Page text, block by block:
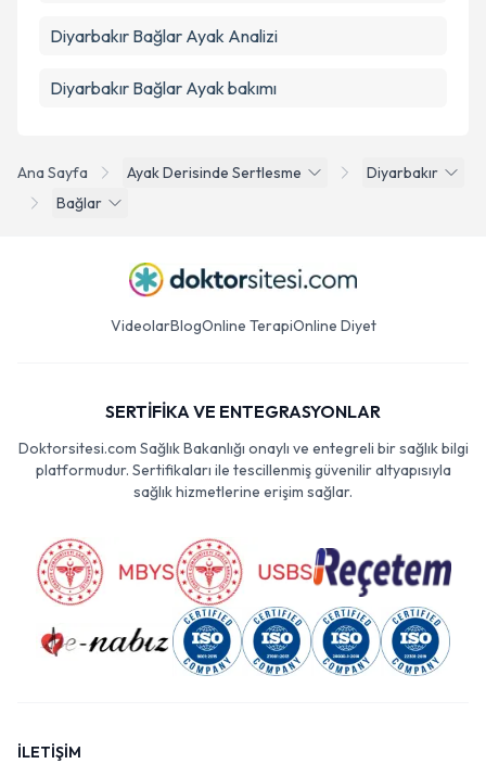
Ana Sayfa Ayak Derisinde Sertlesme
Diyarbakır
Bağlar
Diyarbakır Bağlar Ayak Analizi
Diyarbakır Bağlar Ayak bakımı
VideolarBlogOnline TerapiOnline Diyet
SERTİFİKA VE ENTEGRASYONLAR
Doktorsitesi.com Sağlık Bakanlığı onaylı ve entegreli bir sağlık bilgi
platformudur. Sertifikaları ile tescillenmiş güvenilir altyapısıyla
sağlık hizmetlerine erişim sağlar.
İLETİŞİM